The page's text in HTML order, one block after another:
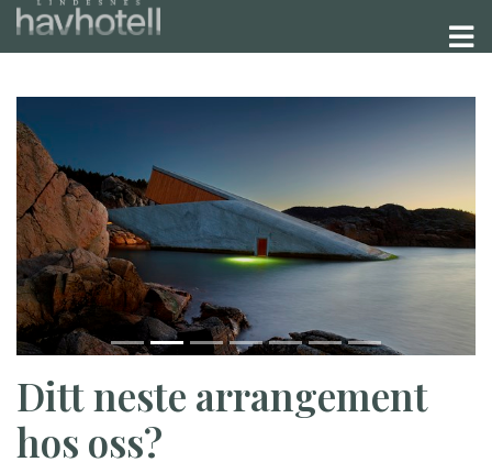
Ditt neste arrangement
hos oss?